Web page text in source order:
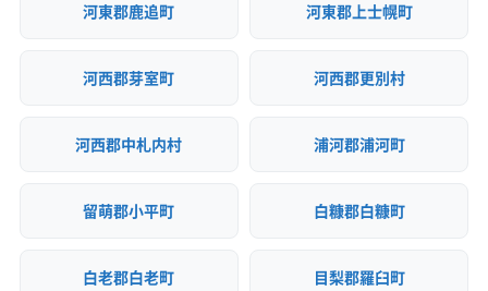
河東郡鹿追町 河東郡上士幌町
河西郡芽室町 河西郡更別村
河西郡中札内村 浦河郡浦河町
留萌郡小平町 白糠郡白糠町
白老郡白老町 目梨郡羅臼町